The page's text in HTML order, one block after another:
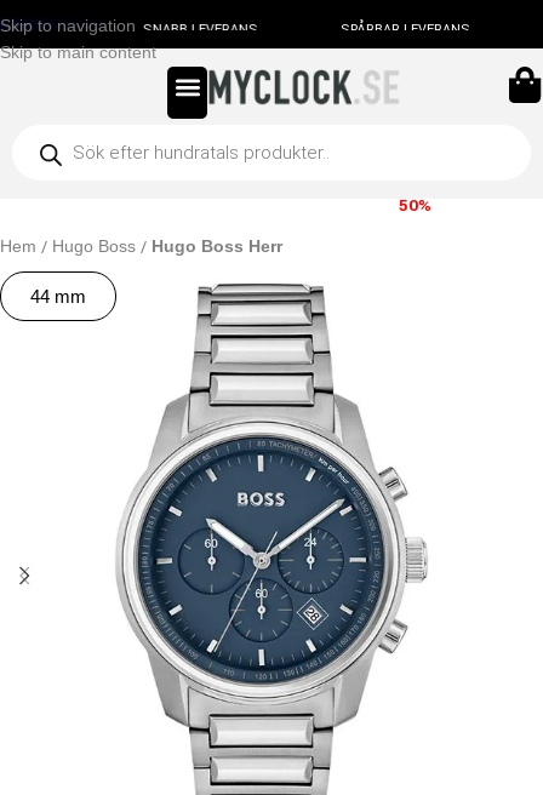
Skip to navigation
Skip to main content
50%
Hem Hugo Boss Hugo Boss Herr
44 mm
SNABB LEVERANS SPÅRBAR LEVERANS